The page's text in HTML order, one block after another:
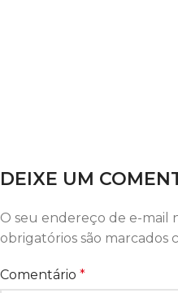
DEIXE UM
O seu endereço de e-mail
obrigatórios são marcados
Comentário *